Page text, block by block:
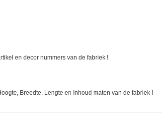
en decor nummers van de fabriek !
Breedte, Lengte en Inhoud maten van de fabriek !